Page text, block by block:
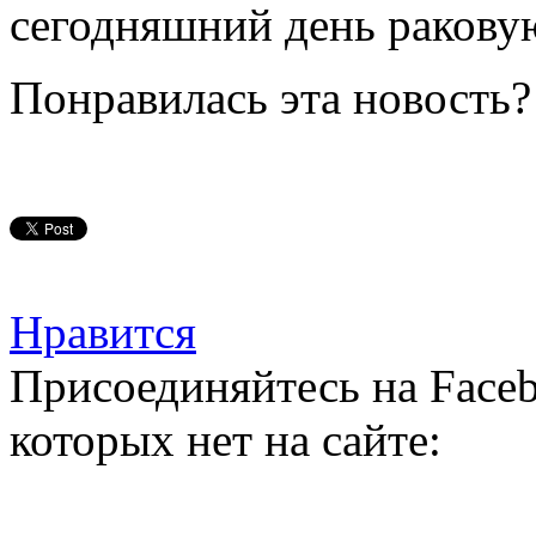
сегодняшний день
Понравилась эта
Нравится
Присоединяйтесь на
которых нет на сайте: